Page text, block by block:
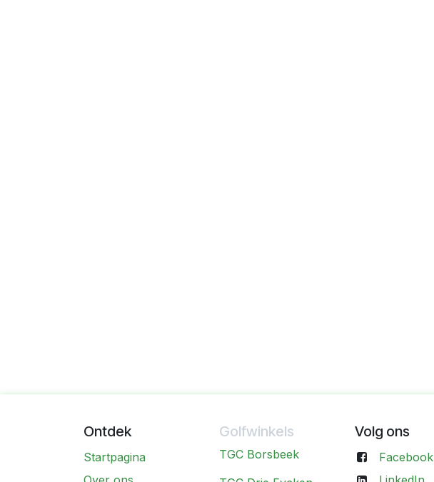
Ontdek
Startpagina
Golfwinkels
TGC Borsbeek
Volg ons
Facebook